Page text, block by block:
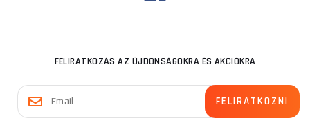
FELIRATKOZÁS AZ ÚJDONSÁGOKRA ÉS AKCIÓKRA